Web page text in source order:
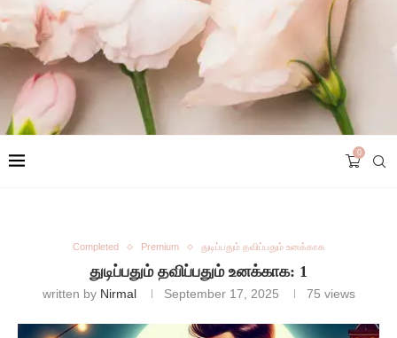
0
Completed Premium துடிப்பதும் தவிப்பதும் உனக்காக
துடிப்பதும் தவிப்பதும் உனக்காக: 1
written by Nirmal September 17, 2025 75 views